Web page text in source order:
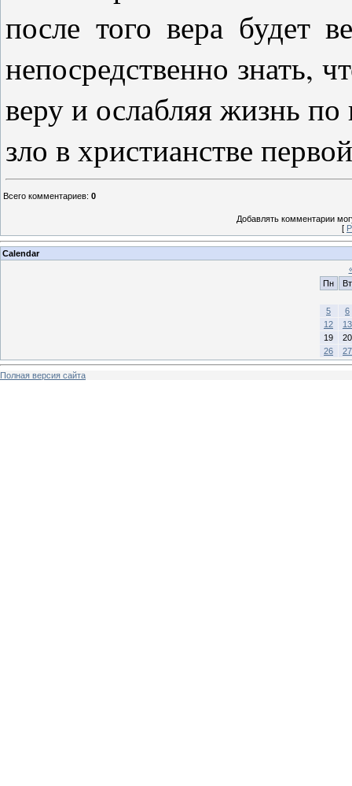
после того вера будет
непосредственно знать,
веру и ослабляя жизнь
зло в христианстве
Всего комментариев: 0
Добавлять комментарии
[
Calendar
Пн
Вт
5
6
12
13
19
20
26
27
Полная версия сайта